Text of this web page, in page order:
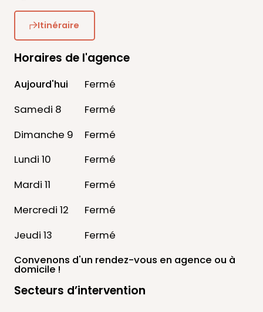
Itinéraire
Horaires de l'agence
Aujourd'hui
Fermé
Samedi 8
Fermé
Dimanche 9
Fermé
Lundi 10
Fermé
Mardi 11
Fermé
Mercredi 12
Fermé
Jeudi 13
Fermé
Convenons d'un rendez-vous en agence ou à
domicile !
Secteurs d’intervention